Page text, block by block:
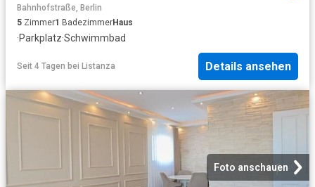
Bahnhofstraße, Berlin
5 Zimmer1 BadezimmerHaus
·Parkplatz·Schwimmbad
Seit 4 Tagen bei Listanza Details ansehen
Foto anschauen